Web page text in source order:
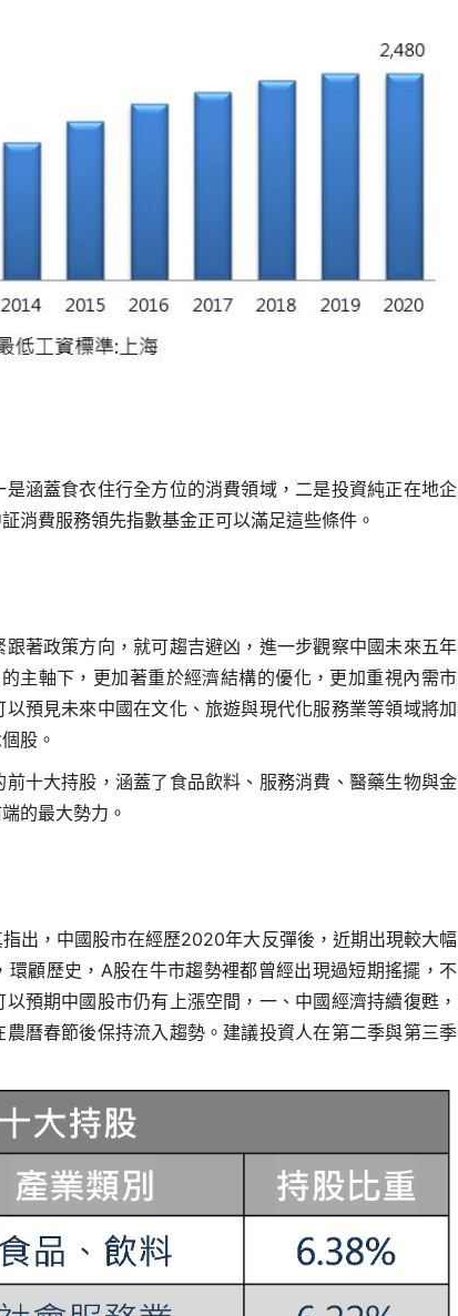
涵蓋食衣住行全方位的消費領域，二是投資純正在地企
消費服務領先指數基金正可以滿足這些條件。
著政策方向，就可趨吉避凶，進一步觀察中國未來五年
主軸下，更加著重於經濟結構的優化，更加重視內需市
預見未來中國在文化、旅遊與現代化服務業等領域將加
股。
十大持股，涵蓋了食品飲料、服務消費、醫藥生物與金
的最大勢力。
出，中國股市在經歷2020年大反彈後，近期出現較大幅
顧歷史，A股在牛市趨勢裡都曾經出現過短期搖擺，不
預期中國股市仍有上漲空間，一、中國經濟持續復甦，
曆春節後保持流入趨勢。建議投資人在第二季與第三季